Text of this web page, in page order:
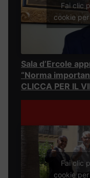
Fai clic
cookie
Sala d’Ercole
“Norma
CLICCA PER IL
Fai clic
cookie